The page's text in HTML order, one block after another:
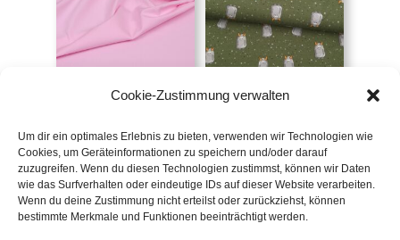
Cookie-Zustimmung verwalten
Um dir ein optimales Erlebnis zu bieten, verwenden wir Technologien wie
Cookies, um Geräteinformationen zu speichern und/oder darauf
zuzugreifen. Wenn du diesen Technologien zustimmst, können wir Daten
wie das Surfverhalten oder eindeutige IDs auf dieser Website verarbeiten.
Wenn du deine Zustimmung nicht erteilst oder zurückziehst, können
bestimmte Merkmale und Funktionen beeinträchtigt werden.
inkl. 20 % MwSt.
Zur Wunschliste
€ 19,90/m
inkl. 20 % MwSt.
Zur Wunschliste